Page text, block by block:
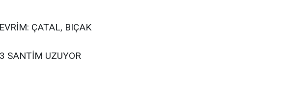
ÇATAL, BIÇAK
SANTİM UZUYOR